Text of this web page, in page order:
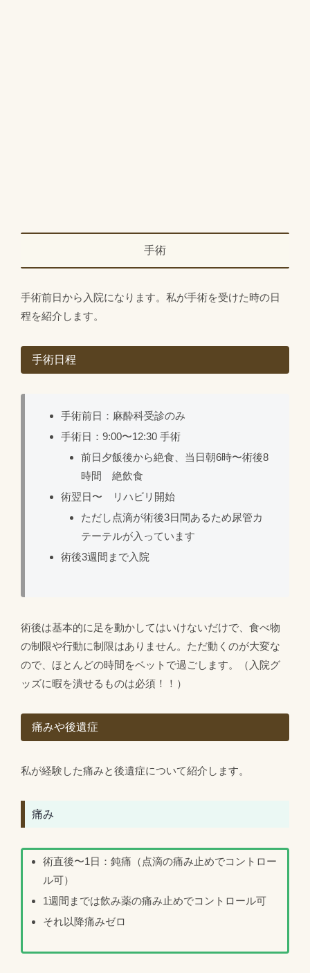
手術
手術前日から入院になります。私が手術を受けた時の日
程を紹介します。
手術日程
手術前日：麻酔科受診のみ
手術日：9:00〜12:30 手術
前日夕飯後から絶食、当日朝6時〜術後8
時間 絶飲食
術翌日〜 リハビリ開始
ただし点滴が術後3日間あるため尿管カ
テーテルが入っています
術後3週間まで入院
術後は基本的に足を動かしてはいけないだけで、食べ物
の制限や行動に制限はありません。ただ動くのが大変な
ので、ほとんどの時間をベットで過ごします。（入院グ
ッズに暇を潰せるものは必須！！）
痛みや後遺症
私が経験した痛みと後遺症について紹介します。
痛み
術直後〜1日：鈍痛（点滴の痛み止めでコントロー
ル可）
1週間までは飲み薬の痛み止めでコントロール可
それ以降痛みゼロ